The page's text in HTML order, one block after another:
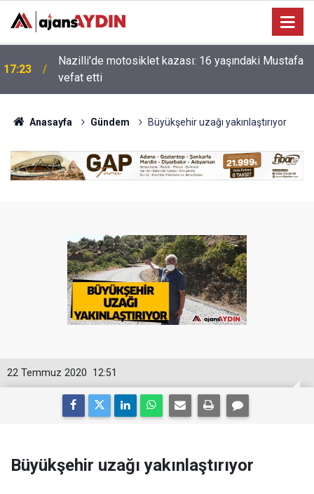
17:23
Nazilli'de motosiklet kazası: 16 yaşındaki Mustafa
vefat etti
Anasayfa Gündem Büyükşehir uzağı yakınlaştırıyor
12:51
22 Temmuz 2020
Büyükşehir uzağı yakınlaştırıyor